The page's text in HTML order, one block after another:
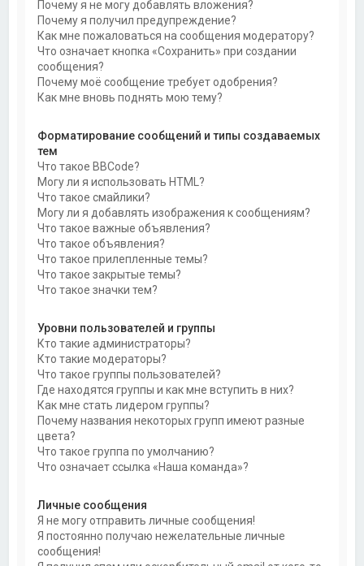
Почему я не могу добавлять вложения?
Почему я получил предупреждение?
Как мне пожаловаться на сообщения модератору?
Что означает кнопка «Сохранить» при создании
сообщения?
Почему моё сообщение требует одобрения?
Как мне вновь поднять мою тему?
Форматирование сообщений и типы создаваемых
тем
Что такое BBCode?
Могу ли я использовать HTML?
Что такое смайлики?
Могу ли я добавлять изображения к сообщениям?
Что такое важные объявления?
Что такое объявления?
Что такое прилепленные темы?
Что такое закрытые темы?
Что такое значки тем?
Уровни пользователей и группы
Кто такие администраторы?
Кто такие модераторы?
Что такое группы пользователей?
Где находятся группы и как мне вступить в них?
Как мне стать лидером группы?
Почему названия некоторых групп имеют разные
цвета?
Что такое группа по умолчанию?
Что означает ссылка «Наша команда»?
Личные сообщения
Я не могу отправить личные сообщения!
Я постоянно получаю нежелательные личные
сообщения!